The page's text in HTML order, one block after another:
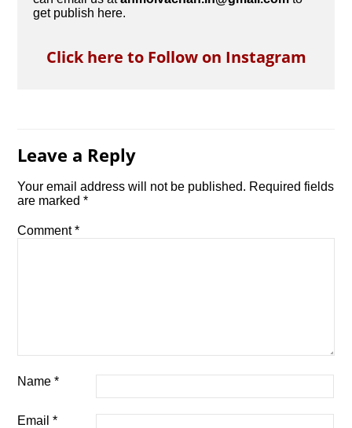
get publish here.
Click here to Follow on Instagram
Leave a Reply
Your email address will not be published. Required fields
are marked*
Comment*
Name*
Email*